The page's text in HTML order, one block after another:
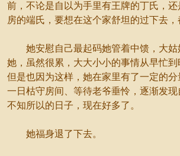
前，不论是自以为手里有王牌的丁氏，
房的端氏，要想在这个家舒坦的过下去，
她安慰自己最起码她管着中馈，大姑
她，虽然很累，大大小小的事情从早忙到
但是也因为这样，她在家里有了一定的
一日枯守房间、等待老爷垂怜，逐渐发
不知所以的日子，现在好多了。
她福身退了下去。